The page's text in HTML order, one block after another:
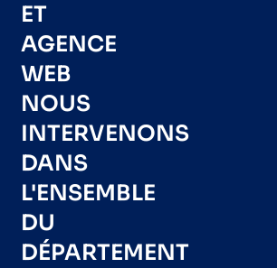
ET
AGENCE
WEB
NOUS
INTERVENONS
DANS
L'ENSEMBLE
DU
DÉPARTEMENT